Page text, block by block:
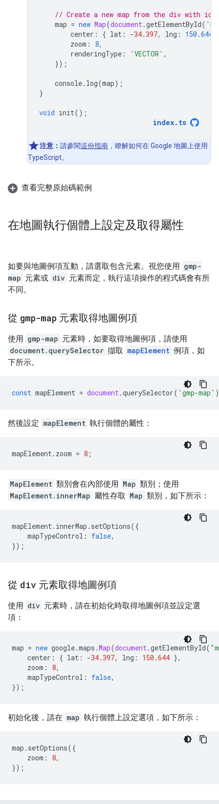
// Create a new map from the div with
map = new Map(document.getElementById(
center : { lat : -34.397, lng : 150.644
zoom : 8,
renderingType : 'VECTOR' ,
});
console. log(map);
}
void init();
index. ts
注意： 請參閱這份指南 ，瞭解如何在 Google 地圖上使用
TypeScript。
查看完整原始碼範例
在地圖執行個體上設定及取得屬性
如要與地圖例項互動，請選取包含元素。視您使用 gmp-
map 元素或 div 元素而定，執行這項操作的程式碼會有所
不同。
從 gmp-map 元素取得地圖例項
使用 gmp-map 元素時，如要取得地圖例項，請使用
document.querySelector 擷取 mapElement 例項，如
下所示。
const mapElement = document.querySelector( 'gmp-map' )
然後設定 mapElement 執行個體的屬性：
mapElement. zoom = 8 ;
MapElement 類別會在內部使用 Map 類別；使用
MapElement.innerMap 屬性存取 Map 類別，如下所示：
mapElement. innerMap . setOptions({
mapTypeControl : false,
});
從 div 元素取得地圖例項
使用 div 元素時，請在初始化時取得地圖例項並設定選
項：
map = new google.maps .Map(document.getElementById(
center : { lat : -34.397, lng : 150.644 },
zoom : 8,
mapTypeControl : false,
});
初始化後，請在 map 執行個體上設定選項，如下所示：
map . setOptions({
zoom : 8,
});